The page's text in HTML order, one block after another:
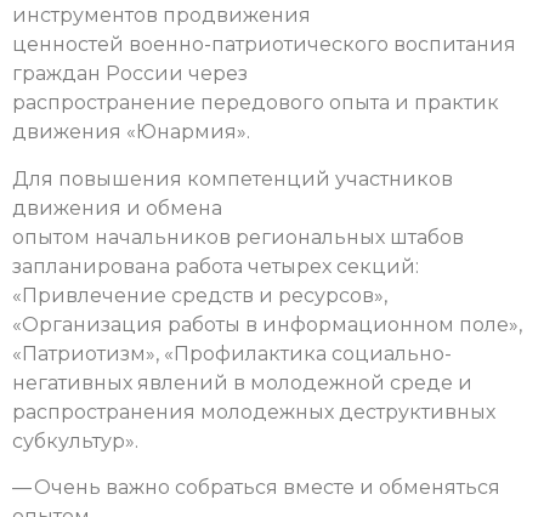
инструментов продвижения
ценностей военно-патриотического воспитания
граждан России через
распространение передового опыта и практик
движения «Юнармия».
Для повышения компетенций участников
движения и обмена
опытом начальников региональных штабов
запланирована работа четырех секций:
«Привлечение средств и ресурсов»,
«Организация работы в информационном поле»,
«Патриотизм», «Профилактика социально-
негативных явлений в молодежной среде и
распространения молодежных деструктивных
субкультур».
— Очень важно собраться вместе и обменяться